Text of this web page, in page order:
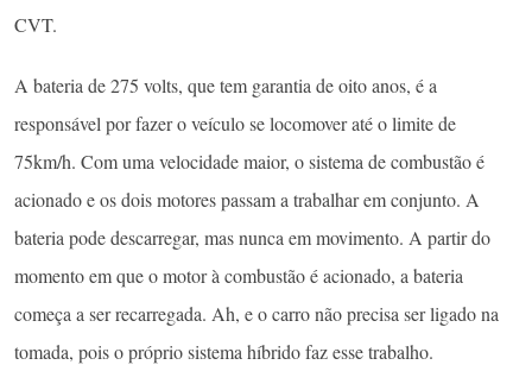
CVT.
A bateria de 275 volts, que tem garantia de oito anos, é a
responsável por fazer o veículo se locomover até o limite de
75km/h. Com uma velocidade maior, o sistema de combustão é
acionado e os dois motores passam a trabalhar em conjunto. A
bateria pode descarregar, mas nunca em movimento. A partir do
momento em que o motor à combustão é acionado, a bateria
começa a ser recarregada. Ah, e o carro não precisa ser ligado na
tomada, pois o próprio sistema híbrido faz esse trabalho.